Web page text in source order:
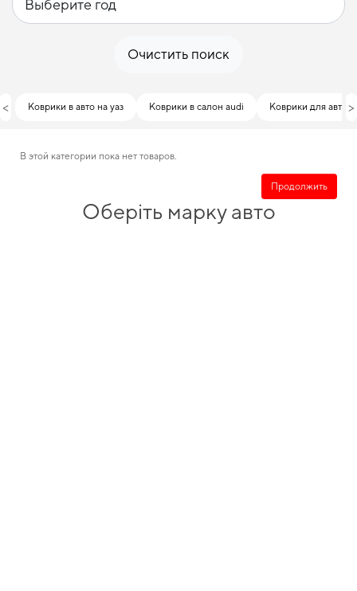
Очистить поиск
< Коврики в авто на уаз Коврики в салон audi Коврики для >
В этой категории пока нет товаров.
Продолжить